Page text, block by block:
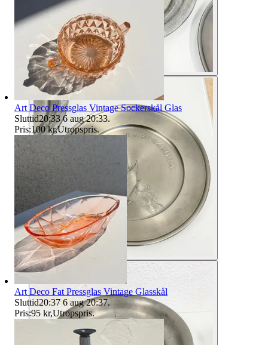
Art Deco Pressglas Vintage Sockerskål Glas
Sluttid20:33 6 aug 20:33.
Pris:100 kr,Utropspris.
Art Deco Fat Pressglas Vintage Glasskål
Sluttid20:37 6 aug 20:37.
Pris:95 kr,Utropspris.